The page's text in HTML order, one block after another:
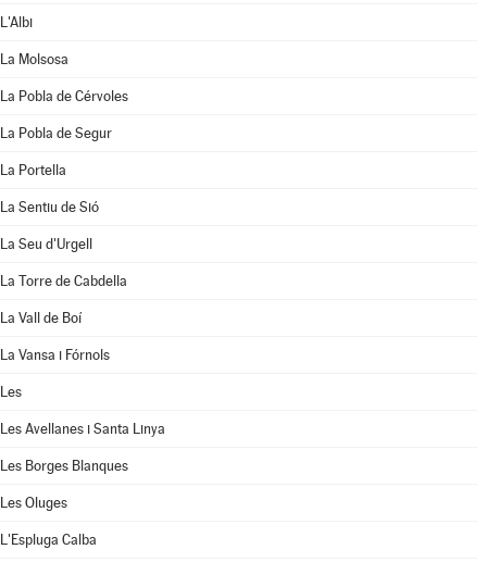
L'Albi
La Molsosa
La Pobla de Cérvoles
La Pobla de Segur
La Portella
La Sentiu de Sió
La Seu d'Urgell
La Torre de Cabdella
La Vall de Boí
La Vansa i Fórnols
Les
Les Avellanes i Santa Linya
Les Borges Blanques
Les Oluges
L'Espluga Calba